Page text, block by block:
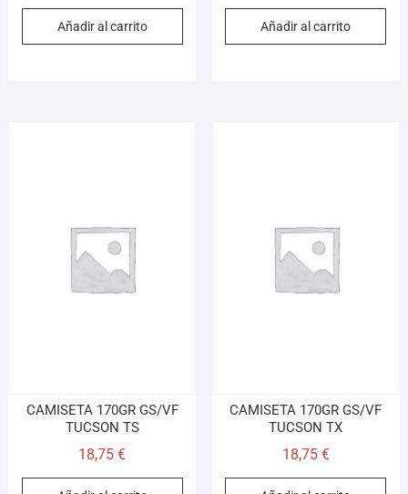
Añadir al carrito Añadir al carrito
CAMISETA 170GR GS/VF
TUCSON TS
18,75€
CAMISETA 170GR GS/VF
TUCSON TX
18,75 €